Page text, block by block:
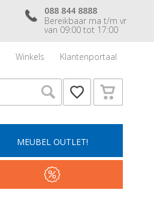
088 844 8888
Bereikbaar ma t/m vr
van 09:00 tot 17:00
Winkels Klantenportaal
MEUBEL OUTLET!